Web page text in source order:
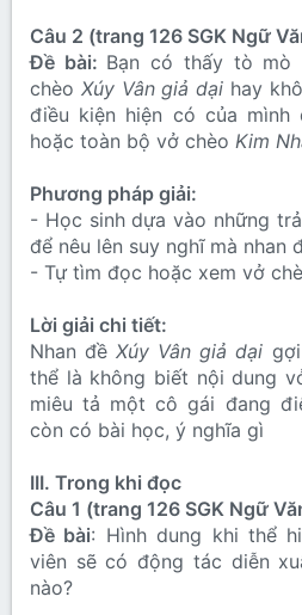
Câu 2 (trang 126 SGK Ngữ
Đề bài: Bạn có thấy tò mò
chèo Xúy Vân giả dại hay
điều kiện hiện có của
hoặc toàn bộ vở chèo Kim
Phương pháp giải:
- Học sinh dựa vào những
để nêu lên suy nghĩ mà nhan
- Tự tìm đọc hoặc xem vở
Lời giải chi tiết:
Nhan đềXúy Vân giả dại
thể là không biết nội dung
miêu tả một cô gái đang
còn có bài học, ý nghĩa gì
III. Trong khi đọc
Câu 1 (trang 126 SGK Ngữ
Đề bài: Hình dung khi thể
viên sẽ có động tác diễn
nào?